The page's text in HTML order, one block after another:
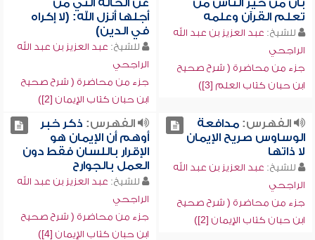
بأن من خير الناس من
تعلم القرآن وعلمه
للشيخ: عبد العزيز بن عبد الله
الراجحي
جزء من محاضرة ( شرح صحيح
ابن حبان كتاب العلم [3])
عن الحالة التي من
أجلها أنزل الله: (لا إكراه
في الدين)
للشيخ: عبد العزيز بن عبد الله
الراجحي
جزء من محاضرة ( شرح صحيح
ابن حبان كتاب الإيمان [2])
الفهرس:مدافعة
الوساوس صريح الإيمان
لا ذاتها
للشيخ: عبد العزيز بن عبد الله
الراجحي
جزء من محاضرة ( شرح صحيح
ابن حبان كتاب الإيمان [2])
الفهرس: ذكر خبر
أوهم أن الإيمان هو
الإقرار باللسان فقط دون
العمل بالجوارح
للشيخ: عبد العزيز بن عبد الله
الراجحي
جزء من محاضرة ( شرح صحيح
ابن حبان كتاب الإيمان [4])